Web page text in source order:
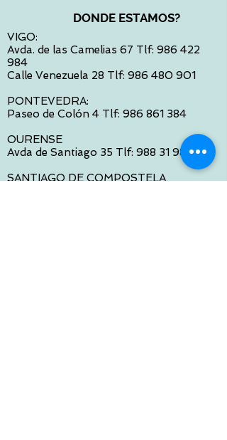
DONDE ESTAMOS?
VIGO:
Avda. de las Camelias 67 Tlf: 986 422
984
Calle Venezuela 28 Tlf: 986 480 901
PONTEVEDRA:
Paseo de Colón 4 Tlf: 986 861 384
OURENSE
Avda de Santiago 35 Tlf: 988 31 98 26
SANTIAGO DE COMPOSTELA